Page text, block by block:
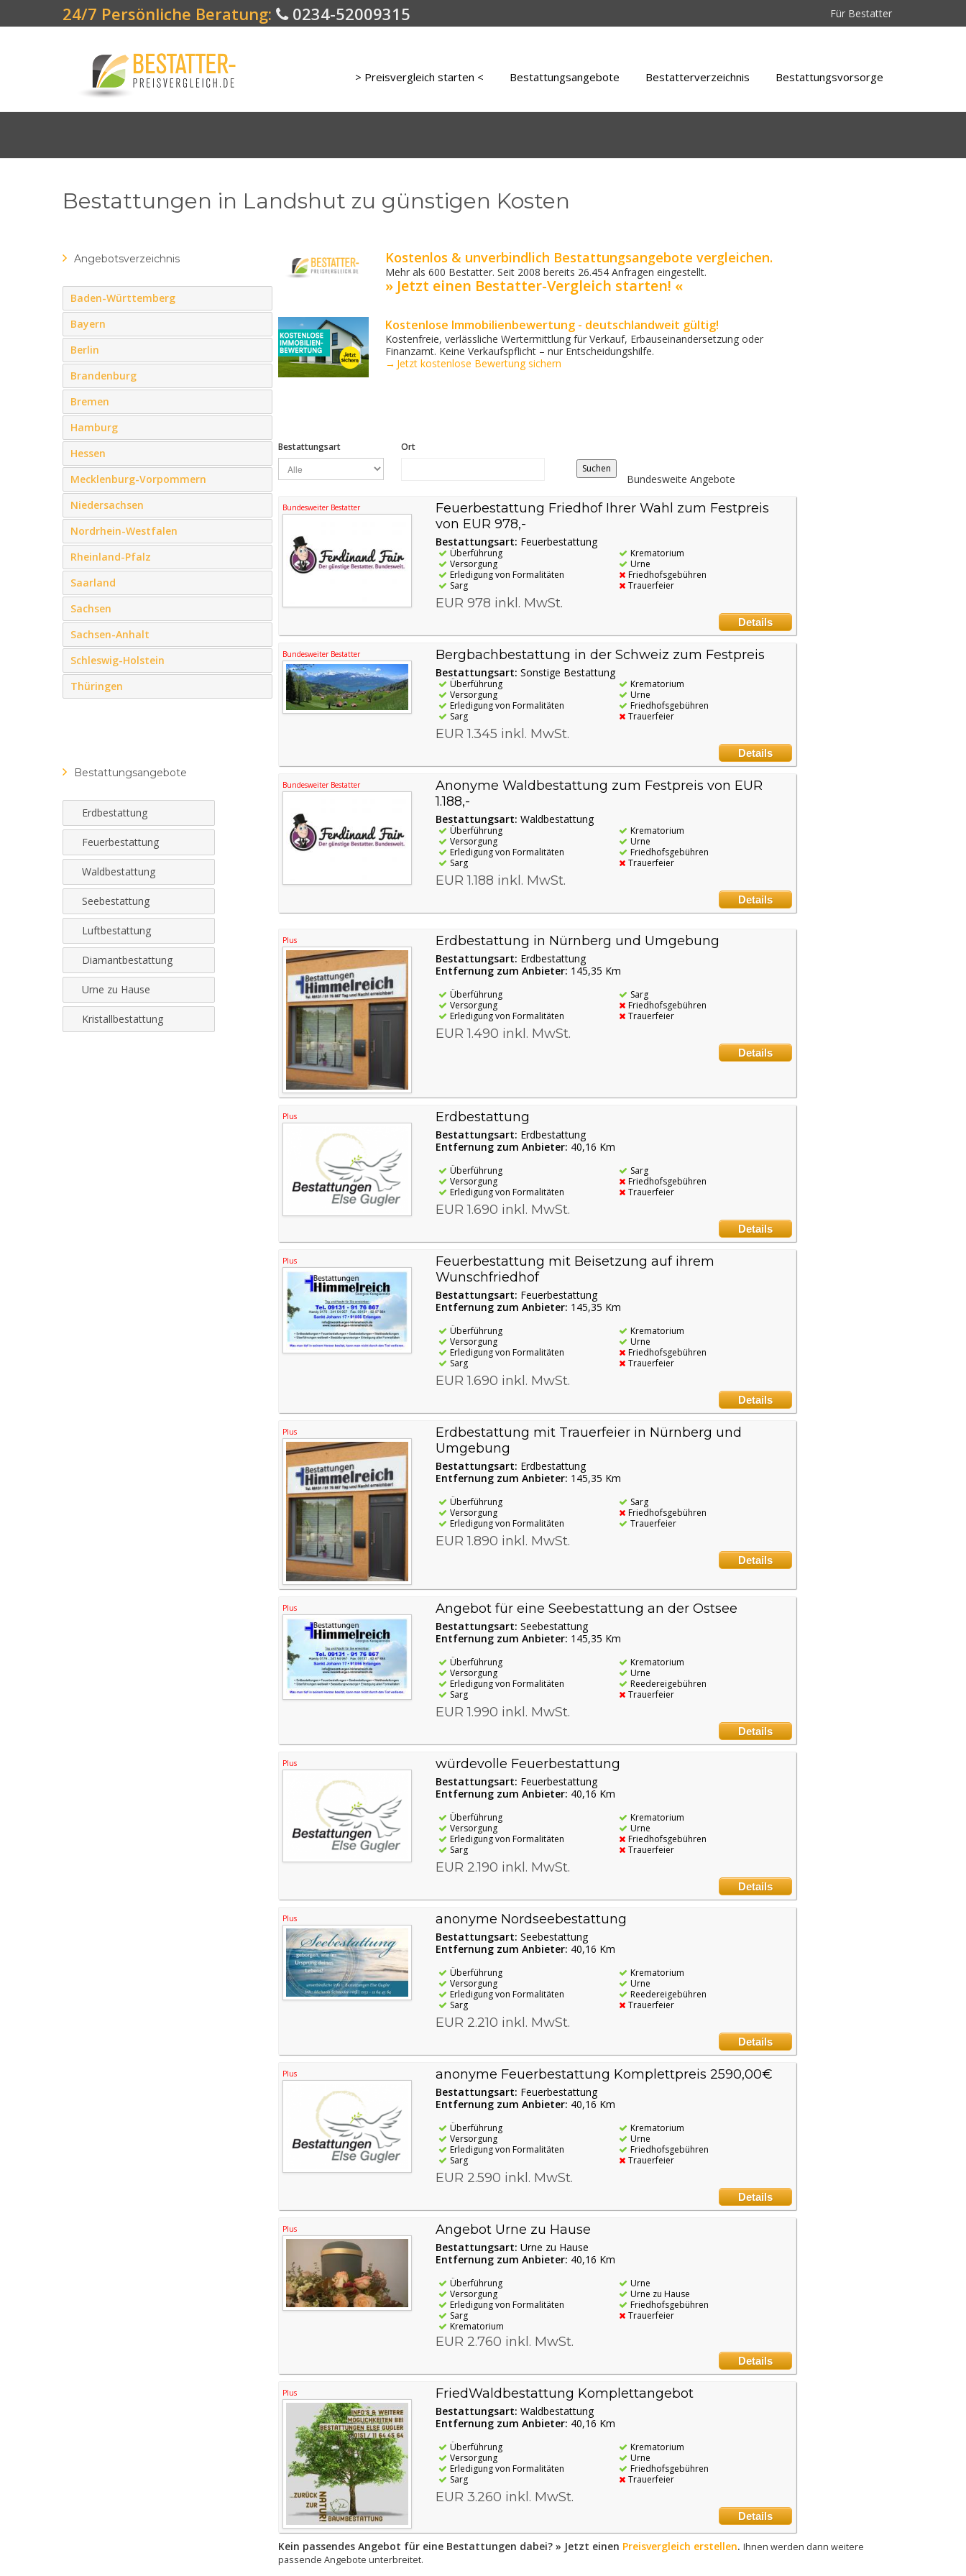
24/7 Persönliche Beratung: 0234-52009315 Für Bestatter
> Preisvergleich starten < Bestattungsangebote Bestatterverzeichnis Bestattungsvorsorge
Bestattungen in Landshut zu günstigen Kosten
Angebotsverzeichnis
Baden-Württemberg
Bayern
Berlin
Brandenburg
Bremen
Hamburg
Hessen
Mecklenburg-Vorpommern
Niedersachsen
Nordrhein-Westfalen
Rheinland-Pfalz
Saarland
Sachsen
Sachsen-Anhalt
Schleswig-Holstein
Thüringen
Bestattungsangebote
Erdbestattung
Feuerbestattung
Waldbestattung
Seebestattung
Luftbestattung
Diamantbestattung
Urne zu Hause
Kristallbestattung
Kostenlos & unverbindlich Bestattungsangebote vergleichen.
Mehr als 600 Bestatter. Seit 2008 bereits 26.454 Anfragen eingestellt.
» Jetzt einen Bestatter-Vergleich starten! «
Kostenlose Immobilienbewertung - deutschlandweit gültig!
Kostenfreie, verlässliche Wertermittlung für Verkauf, Erbauseinandersetzung oder
Finanzamt. Keine Verkaufs­pflicht – nur Entscheidungshilfe.
→ Jetzt kostenlose Bewertung sichern
Bestattungsart
Ort
Bundesweite Angebote
Bundesweiter Bestatter
Feuerbestattung Friedhof Ihrer Wahl zum Festpreis
von EUR 978,-
Bestattungsart: Feuerbestattung
Überführung
Versorgung
Erledigung von Formalitäten
Sarg
Krematorium
Urne
Friedhofsgebühren
Trauerfeier
EUR 978 inkl. MwSt.
Details
Bundesweiter Bestatter Bergbachbestattung in der Schweiz zum Festpreis
Bestattungsart: Sonstige Bestattung
Überführung
Versorgung
Erledigung von Formalitäten
Sarg
Krematorium
Urne
Friedhofsgebühren
Trauerfeier
EUR 1.345 inkl. MwSt.
Details
Bundesweiter Bestatter
Anonyme Waldbestattung zum Festpreis von EUR
1.188,-
Bestattungsart: Waldbestattung
Überführung
Versorgung
Erledigung von Formalitäten
Sarg
Krematorium
Urne
Friedhofsgebühren
Trauerfeier
EUR 1.188 inkl. MwSt.
Details
Plus Erdbestattung in Nürnberg und Umgebung
Bestattungsart: Erdbestattung
Entfernung zum Anbieter: 145,35 Km
Überführung
Versorgung
Erledigung von Formalitäten
Sarg
Friedhofsgebühren
Trauerfeier
EUR 1.490 inkl. MwSt.
Details
Plus Erdbestattung
Bestattungsart: Erdbestattung
Entfernung zum Anbieter: 40,16 Km
Überführung
Versorgung
Erledigung von Formalitäten
Sarg
Friedhofsgebühren
Trauerfeier
EUR 1.690 inkl. MwSt.
Details
Plus
Feuerbestattung mit Beisetzung auf ihrem
Wunschfriedhof
Bestattungsart: Feuerbestattung
Entfernung zum Anbieter: 145,35 Km
Überführung
Versorgung
Erledigung von Formalitäten
Sarg
Krematorium
Urne
Friedhofsgebühren
Trauerfeier
EUR 1.690 inkl. MwSt.
Details
Plus
Erdbestattung mit Trauerfeier in Nürnberg und
Umgebung
Bestattungsart: Erdbestattung
Entfernung zum Anbieter: 145,35 Km
Überführung
Versorgung
Erledigung von Formalitäten
Sarg
Friedhofsgebühren
Trauerfeier
EUR 1.890 inkl. MwSt.
Details
Plus Angebot für eine Seebestattung an der Ostsee
Bestattungsart: Seebestattung
Entfernung zum Anbieter: 145,35 Km
Überführung
Versorgung
Erledigung von Formalitäten
Sarg
Krematorium
Urne
Reedereigebühren
Trauerfeier
EUR 1.990 inkl. MwSt.
Details
Plus würdevolle Feuerbestattung
Bestattungsart: Feuerbestattung
Entfernung zum Anbieter: 40,16 Km
Überführung
Versorgung
Erledigung von Formalitäten
Sarg
Krematorium
Urne
Friedhofsgebühren
Trauerfeier
EUR 2.190 inkl. MwSt.
Details
Plus anonyme Nordseebestattung
Bestattungsart: Seebestattung
Entfernung zum Anbieter: 40,16 Km
Überführung
Versorgung
Erledigung von Formalitäten
Sarg
Krematorium
Urne
Reedereigebühren
Trauerfeier
EUR 2.210 inkl. MwSt.
Details
Plus anonyme Feuerbestattung Komplettpreis 2590,00€
Bestattungsart: Feuerbestattung
Entfernung zum Anbieter: 40,16 Km
Überführung
Versorgung
Erledigung von Formalitäten
Sarg
Krematorium
Urne
Friedhofsgebühren
Trauerfeier
EUR 2.590 inkl. MwSt.
Details
Plus Angebot Urne zu Hause
Bestattungsart: Urne zu Hause
Entfernung zum Anbieter: 40,16 Km
Überführung
Versorgung
Erledigung von Formalitäten
Sarg
Krematorium
Urne
Urne zu Hause
Friedhofsgebühren
Trauerfeier
EUR 2.760 inkl. MwSt.
Details
Plus FriedWaldbestattung Komplettangebot
Bestattungsart: Waldbestattung
Entfernung zum Anbieter: 40,16 Km
Überführung
Versorgung
Erledigung von Formalitäten
Sarg
Krematorium
Urne
Friedhofsgebühren
Trauerfeier
EUR 3.260 inkl. MwSt.
Details
Kein passendes Angebot für eine Bestattungen dabei? » Jetzt einen Preisvergleich erstellen. Ihnen werden dann weitere
passende Angebote unterbreitet.